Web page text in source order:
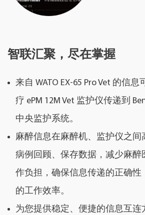
智联汇聚，尽在掌握
来自 WATO EX-65 Pro Vet 的信
疗 ePM 12M Vet 监护仪传递到
中央监护系统。
麻醉信息在麻醉机、监护仪之间
病例回顾、保存数据，减少麻醉
作负担，确保信息传递的正确性
的工作效率。
为您提供稳定、便捷的信息互连